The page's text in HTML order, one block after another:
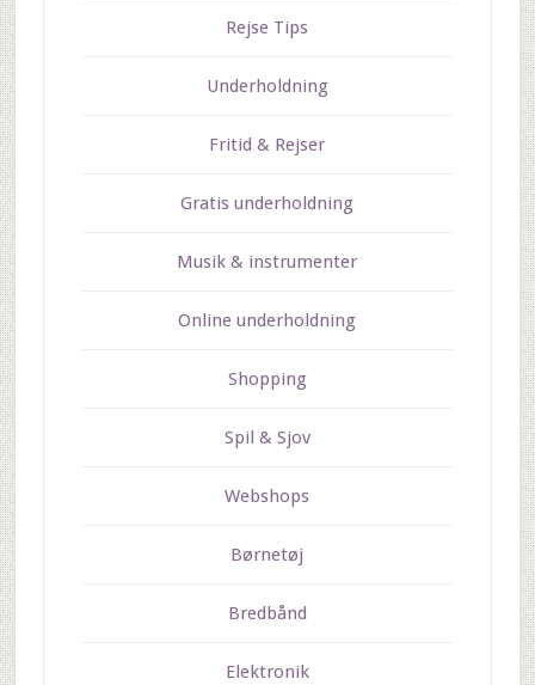
Rejse Tips
Underholdning
Fritid & Rejser
Gratis underholdning
Musik & instrumenter
Online underholdning
Shopping
Spil & Sjov
Webshops
Børnetøj
Bredbånd
Elektronik